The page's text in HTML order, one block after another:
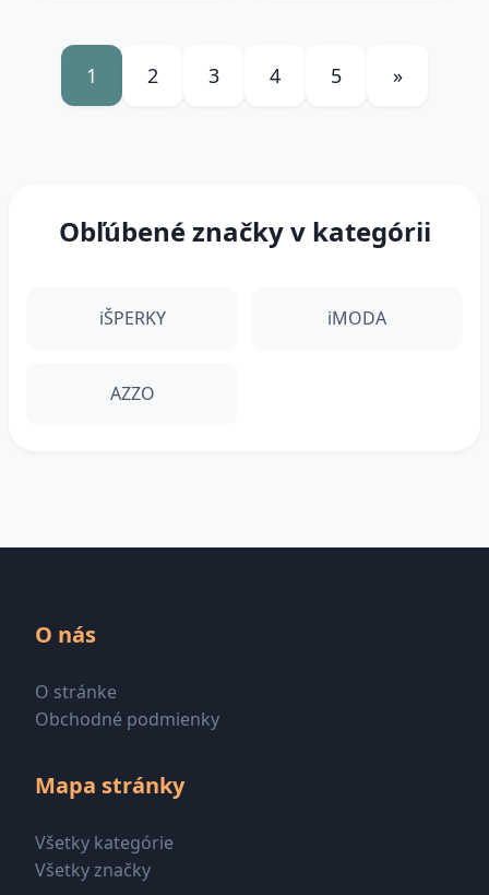
1 2 3 4 5 »
Obľúbené značky v kategórii
iŠPERKY iMODA
AZZO
O nás
O stránke
Obchodné podmienky
Mapa stránky
Všetky kategórie
Všetky značky